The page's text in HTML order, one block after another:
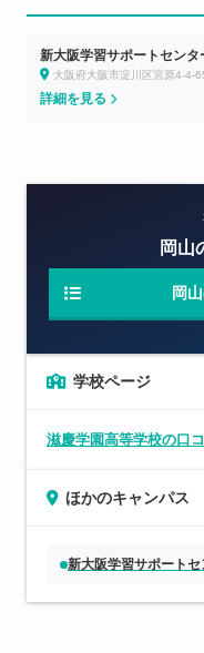
新大阪学習サポートセンタ
大阪府大阪市淀川区宮原4-4-
詳細を見る
岡山
岡
学校ページ
滋慶学園高等学校の口
ほかのキャンパス
新大阪学習サポートセ